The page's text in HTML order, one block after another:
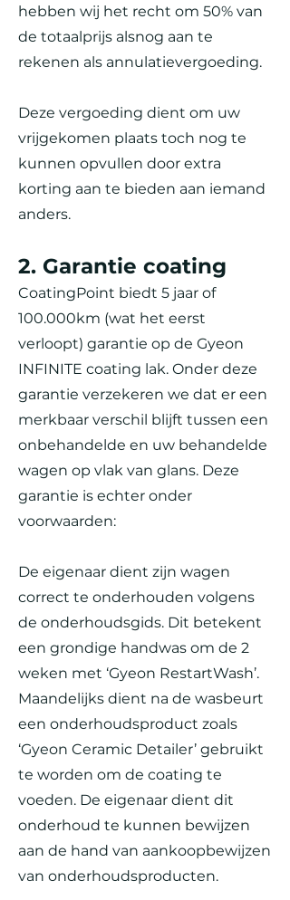
hebben wij het recht om 50% van
de totaalprijs alsnog aan te
rekenen als annulatievergoeding.
Deze vergoeding dient om uw
vrijgekomen plaats toch nog te
kunnen opvullen door extra
korting aan te bieden aan iemand
anders.
2. Garantie coating
CoatingPoint biedt 5 jaar of
100.000km (wat het eerst
verloopt) garantie op de Gyeon
INFINITE coating lak. Onder deze
garantie verzekeren we dat er een
merkbaar verschil blijft tussen een
onbehandelde en uw behandelde
wagen op vlak van glans. Deze
garantie is echter onder
voorwaarden:
De eigenaar dient zijn wagen
correct te onderhouden volgens
de onderhoudsgids. Dit betekent
een grondige handwas om de 2
weken met ‘Gyeon RestartWash’.
Maandelijks dient na de wasbeurt
een onderhoudsproduct zoals
‘Gyeon Ceramic Detailer’ gebruikt
te worden om de coating te
voeden. De eigenaar dient dit
onderhoud te kunnen bewijzen
aan de hand van aankoopbewijzen
van onderhoudsproducten.